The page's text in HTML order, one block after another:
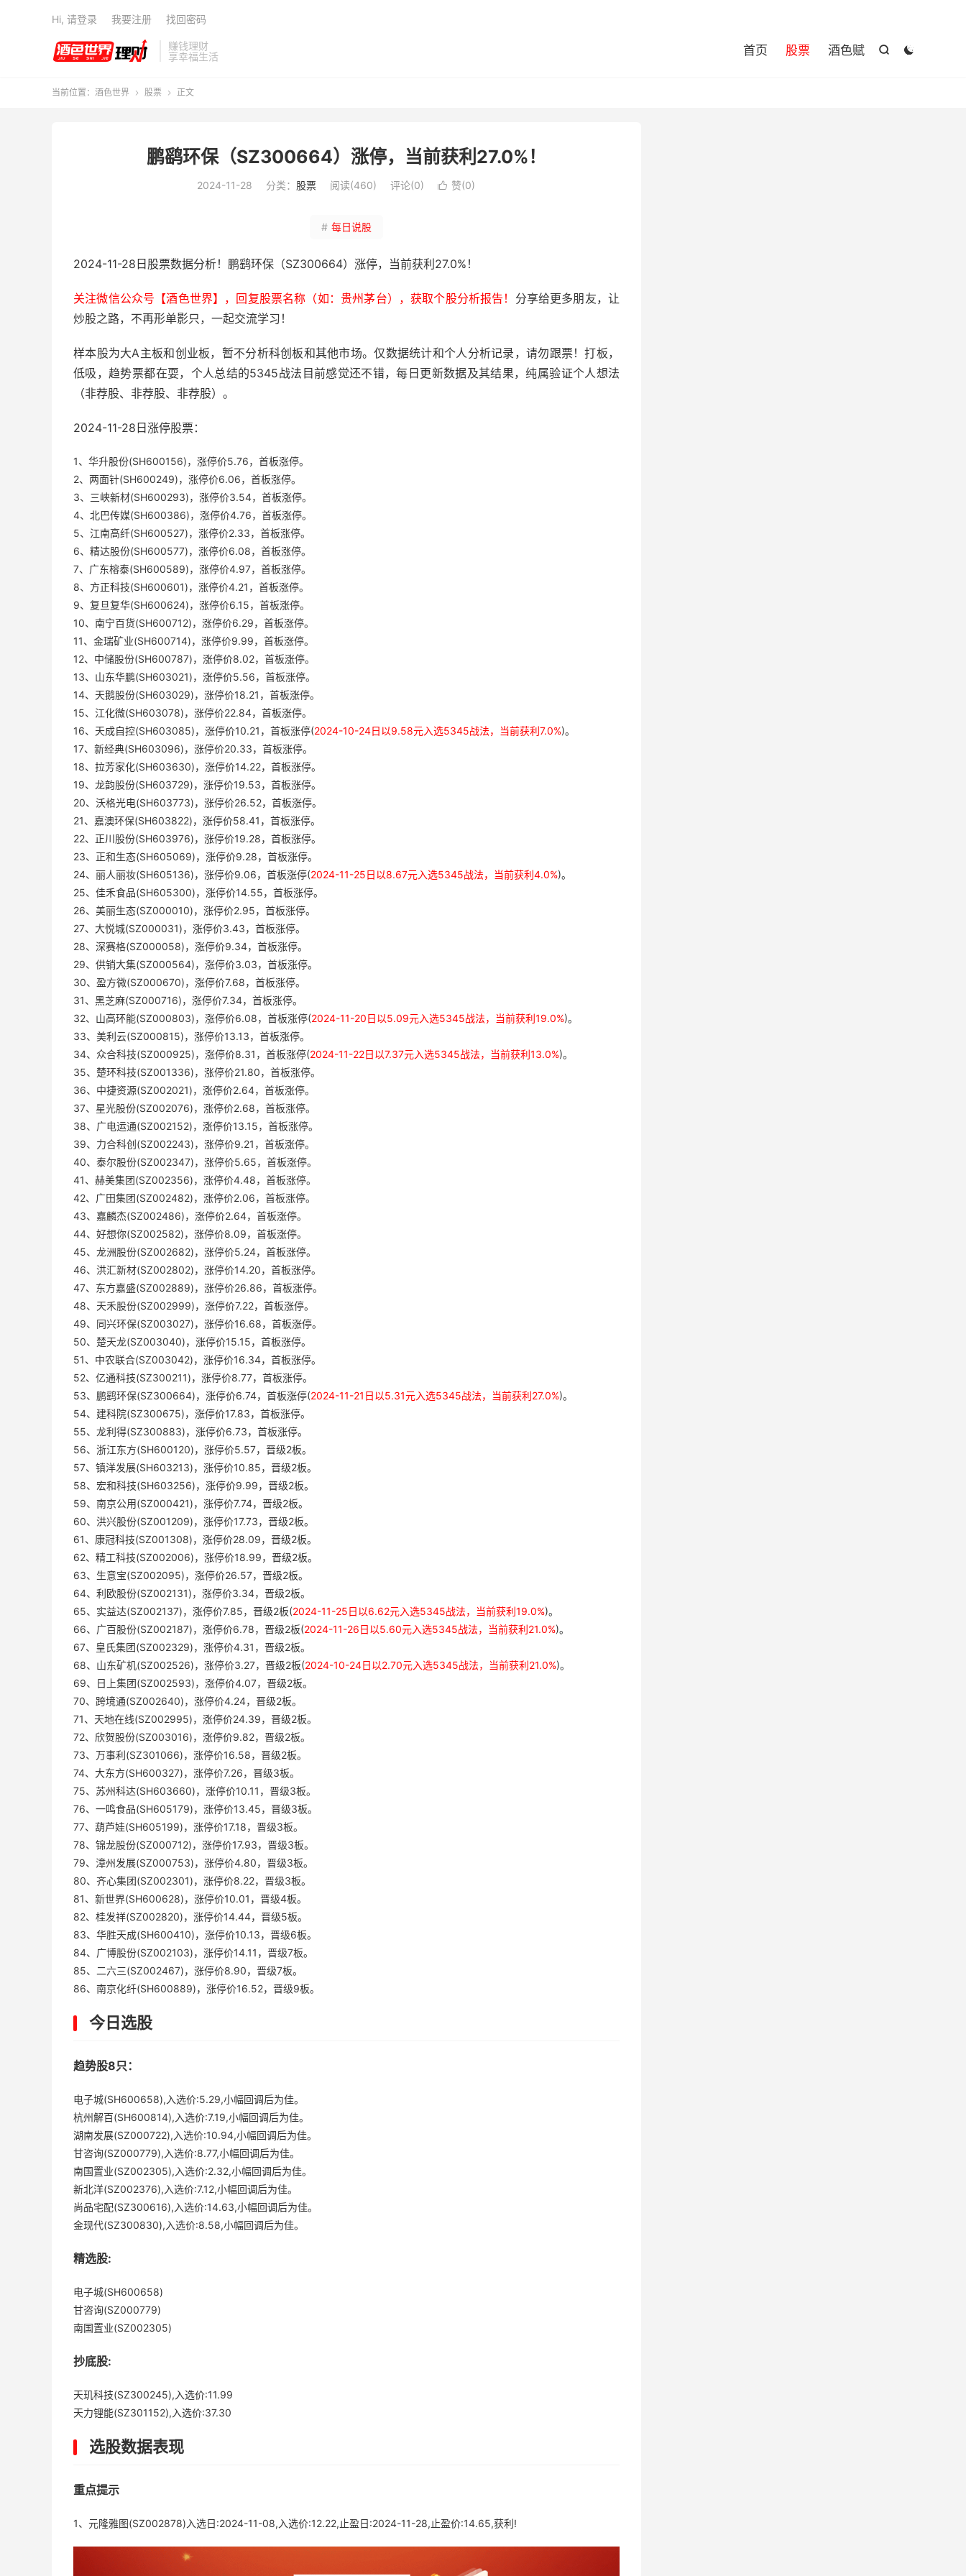
赚钱理财
享幸福生活


首页 股票 酒色赋
Hi, 请登录 我要注册 找回密码
当前位置： 酒色世界  股票  正文
鹏鹞环保（SZ300664）涨停，当前获利27.0%！
2024-11-28 分类： 股票 阅读(460) 评论(0)  赞(0)
# 每日说股
2024-11-28日股票数据分析！鹏鹞环保（SZ300664）涨停，当前获利27.0%！
关注微信公众号【酒色世界】，回复股票名称（如：贵州茅台），获取个股分析报告！ 分享给更多朋友，让
炒股之路，不再形单影只，一起交流学习！
样本股为大A主板和创业板，暂不分析科创板和其他市场。仅数据统计和个人分析记录，请勿跟票！打板，
低吸，趋势票都在耍，个人总结的5345战法目前感觉还不错，每日更新数据及其结果，纯属验证个人想法
（非荐股、非荐股、非荐股）。
2024-11-28日涨停股票：
1、华升股份(SH600156)，涨停价5.76，首板涨停。
2、两面针(SH600249)，涨停价6.06，首板涨停。
3、三峡新材(SH600293)，涨停价3.54，首板涨停。
4、北巴传媒(SH600386)，涨停价4.76，首板涨停。
5、江南高纤(SH600527)，涨停价2.33，首板涨停。
6、精达股份(SH600577)，涨停价6.08，首板涨停。
7、广东榕泰(SH600589)，涨停价4.97，首板涨停。
8、方正科技(SH600601)，涨停价4.21，首板涨停。
9、复旦复华(SH600624)，涨停价6.15，首板涨停。
10、南宁百货(SH600712)，涨停价6.29，首板涨停。
11、金瑞矿业(SH600714)，涨停价9.99，首板涨停。
12、中储股份(SH600787)，涨停价8.02，首板涨停。
13、山东华鹏(SH603021)，涨停价5.56，首板涨停。
14、天鹅股份(SH603029)，涨停价18.21，首板涨停。
15、江化微(SH603078)，涨停价22.84，首板涨停。
16、天成自控(SH603085)，涨停价10.21，首板涨停(2024-10-24日以9.58元入选5345战法，当前获利7.0%)。
17、新经典(SH603096)，涨停价20.33，首板涨停。
18、拉芳家化(SH603630)，涨停价14.22，首板涨停。
19、龙韵股份(SH603729)，涨停价19.53，首板涨停。
20、沃格光电(SH603773)，涨停价26.52，首板涨停。
21、嘉澳环保(SH603822)，涨停价58.41，首板涨停。
22、正川股份(SH603976)，涨停价19.28，首板涨停。
23、正和生态(SH605069)，涨停价9.28，首板涨停。
24、丽人丽妆(SH605136)，涨停价9.06，首板涨停(2024-11-25日以8.67元入选5345战法，当前获利4.0%)。
25、佳禾食品(SH605300)，涨停价14.55，首板涨停。
26、美丽生态(SZ000010)，涨停价2.95，首板涨停。
27、大悦城(SZ000031)，涨停价3.43，首板涨停。
28、深赛格(SZ000058)，涨停价9.34，首板涨停。
29、供销大集(SZ000564)，涨停价3.03，首板涨停。
30、盈方微(SZ000670)，涨停价7.68，首板涨停。
31、黑芝麻(SZ000716)，涨停价7.34，首板涨停。
32、山高环能(SZ000803)，涨停价6.08，首板涨停(2024-11-20日以5.09元入选5345战法，当前获利19.0%)。
33、美利云(SZ000815)，涨停价13.13，首板涨停。
34、众合科技(SZ000925)，涨停价8.31，首板涨停(2024-11-22日以7.37元入选5345战法，当前获利13.0%)。
35、楚环科技(SZ001336)，涨停价21.80，首板涨停。
36、中捷资源(SZ002021)，涨停价2.64，首板涨停。
37、星光股份(SZ002076)，涨停价2.68，首板涨停。
38、广电运通(SZ002152)，涨停价13.15，首板涨停。
39、力合科创(SZ002243)，涨停价9.21，首板涨停。
40、泰尔股份(SZ002347)，涨停价5.65，首板涨停。
41、赫美集团(SZ002356)，涨停价4.48，首板涨停。
42、广田集团(SZ002482)，涨停价2.06，首板涨停。
43、嘉麟杰(SZ002486)，涨停价2.64，首板涨停。
44、好想你(SZ002582)，涨停价8.09，首板涨停。
45、龙洲股份(SZ002682)，涨停价5.24，首板涨停。
46、洪汇新材(SZ002802)，涨停价14.20，首板涨停。
47、东方嘉盛(SZ002889)，涨停价26.86，首板涨停。
48、天禾股份(SZ002999)，涨停价7.22，首板涨停。
49、同兴环保(SZ003027)，涨停价16.68，首板涨停。
50、楚天龙(SZ003040)，涨停价15.15，首板涨停。
51、中农联合(SZ003042)，涨停价16.34，首板涨停。
52、亿通科技(SZ300211)，涨停价8.77，首板涨停。
53、鹏鹞环保(SZ300664)，涨停价6.74，首板涨停(2024-11-21日以5.31元入选5345战法，当前获利27.0%)。
54、建科院(SZ300675)，涨停价17.83，首板涨停。
55、龙利得(SZ300883)，涨停价6.73，首板涨停。
56、浙江东方(SH600120)，涨停价5.57，晋级2板。
57、镇洋发展(SH603213)，涨停价10.85，晋级2板。
58、宏和科技(SH603256)，涨停价9.99，晋级2板。
59、南京公用(SZ000421)，涨停价7.74，晋级2板。
60、洪兴股份(SZ001209)，涨停价17.73，晋级2板。
61、康冠科技(SZ001308)，涨停价28.09，晋级2板。
62、精工科技(SZ002006)，涨停价18.99，晋级2板。
63、生意宝(SZ002095)，涨停价26.57，晋级2板。
64、利欧股份(SZ002131)，涨停价3.34，晋级2板。
65、实益达(SZ002137)，涨停价7.85，晋级2板(2024-11-25日以6.62元入选5345战法，当前获利19.0%)。
66、广百股份(SZ002187)，涨停价6.78，晋级2板(2024-11-26日以5.60元入选5345战法，当前获利21.0%)。
67、皇氏集团(SZ002329)，涨停价4.31，晋级2板。
68、山东矿机(SZ002526)，涨停价3.27，晋级2板(2024-10-24日以2.70元入选5345战法，当前获利21.0%)。
69、日上集团(SZ002593)，涨停价4.07，晋级2板。
70、跨境通(SZ002640)，涨停价4.24，晋级2板。
71、天地在线(SZ002995)，涨停价24.39，晋级2板。
72、欣贺股份(SZ003016)，涨停价9.82，晋级2板。
73、万事利(SZ301066)，涨停价16.58，晋级2板。
74、大东方(SH600327)，涨停价7.26，晋级3板。
75、苏州科达(SH603660)，涨停价10.11，晋级3板。
76、一鸣食品(SH605179)，涨停价13.45，晋级3板。
77、葫芦娃(SH605199)，涨停价17.18，晋级3板。
78、锦龙股份(SZ000712)，涨停价17.93，晋级3板。
79、漳州发展(SZ000753)，涨停价4.80，晋级3板。
80、齐心集团(SZ002301)，涨停价8.22，晋级3板。
81、新世界(SH600628)，涨停价10.01，晋级4板。
82、桂发祥(SZ002820)，涨停价14.44，晋级5板。
83、华胜天成(SH600410)，涨停价10.13，晋级6板。
84、广博股份(SZ002103)，涨停价14.11，晋级7板。
85、二六三(SZ002467)，涨停价8.90，晋级7板。
86、南京化纤(SH600889)，涨停价16.52，晋级9板。
今日选股
趋势股8只：
电子城(SH600658),入选价:5.29,小幅回调后为佳。
杭州解百(SH600814),入选价:7.19,小幅回调后为佳。
湖南发展(SZ000722),入选价:10.94,小幅回调后为佳。
甘咨询(SZ000779),入选价:8.77,小幅回调后为佳。
南国置业(SZ002305),入选价:2.32,小幅回调后为佳。
新北洋(SZ002376),入选价:7.12,小幅回调后为佳。
尚品宅配(SZ300616),入选价:14.63,小幅回调后为佳。
金现代(SZ300830),入选价:8.58,小幅回调后为佳。
精选股:
电子城(SH600658)
甘咨询(SZ000779)
南国置业(SZ002305)
抄底股:
天玑科技(SZ300245),入选价:11.99
天力锂能(SZ301152),入选价:37.30
选股数据表现
重点提示
1、元隆雅图(SZ002878)入选日:2024-11-08,入选价:12.22,止盈日:2024-11-28,止盈价:14.65,获利!